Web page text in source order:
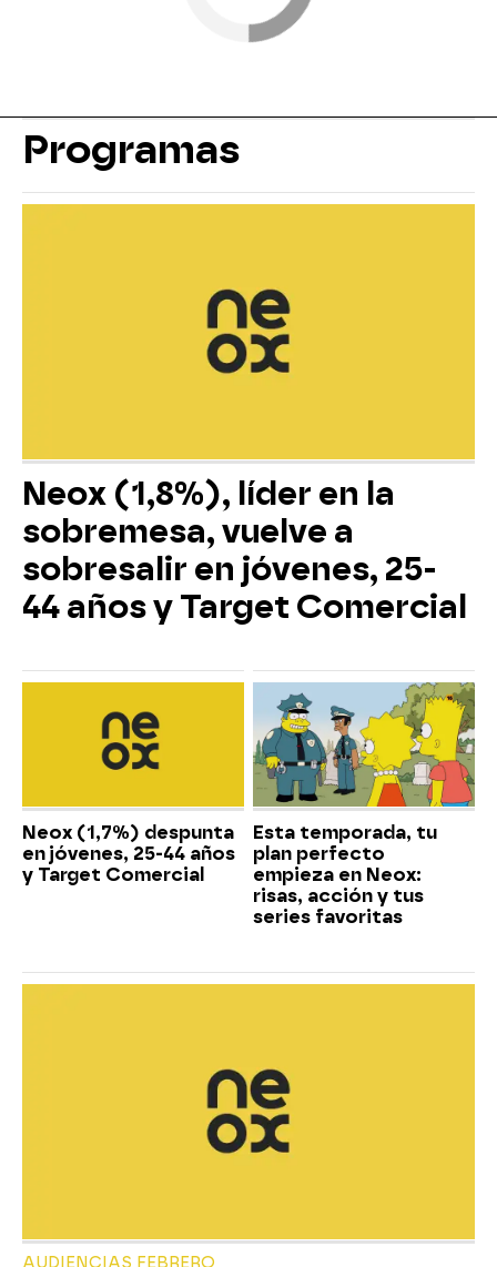
Programas
Neox (1,8%), líder en la
sobremesa, vuelve a
sobresalir en jóvenes, 25-
44 años y Target Comercial
Neox (1,7%) despunta
en jóvenes, 25-44 años
y Target Comercial
Esta temporada, tu
plan perfecto
empieza en Neox:
risas, acción y tus
series favoritas
AUDIENCIAS FEBRERO